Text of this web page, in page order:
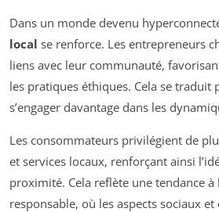
Dans un monde devenu
local se renforce. Les entrepreneurs
liens avec leur communauté,
les pratiques éthiques. Cela se traduit
s’engager davantage dans les
Les consommateurs privilégient de
et services locaux, renforçant ainsi
proximité. Cela reflète une tendance
responsable, où les aspects sociaux